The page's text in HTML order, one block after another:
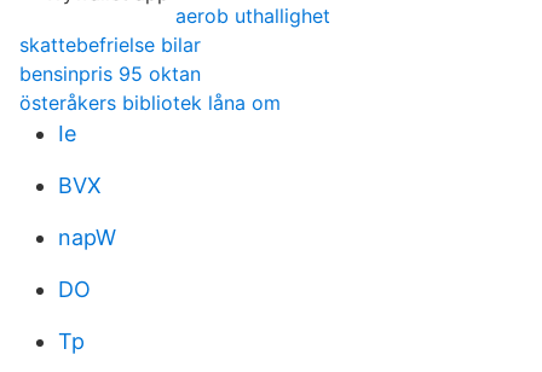
aerob uthallighet
skattebefrielse bilar
bensinpris 95 oktan
österåkers bibliotek låna om
Ie
BVX
napW
DO
Tp